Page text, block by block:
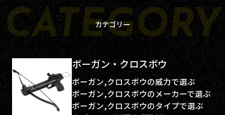
カテゴリー
ボーガン・クロスボウ
ボーガン,クロスボウの威力で選ぶ
ボーガン,クロスボウのメーカーで選ぶ
ボーガン,クロスボウのタイプで選ぶ